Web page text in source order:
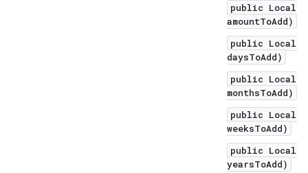
public
amountToAdd)
public
daysToAdd)
public
monthsToAdd)
public
weeksToAdd)
public
yearsToAdd)